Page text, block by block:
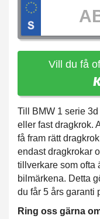
Vill du få
Till BMW 1 serie
eller fast dragkrok.
få fram rätt
endast dragkrokar
tillverkare som ofta
bilmärkena. Detta
du får 5 års garanti
Ring oss gärna